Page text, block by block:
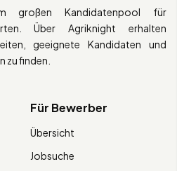
großen Kandidatenpool für
Über Agriknight erhalten
geeignete Kandidaten und
zu finden.
Für Bewerber
Übersicht
Jobsuche